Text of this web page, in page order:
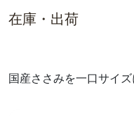
在庫・出荷
国産ささみを一口サイズ